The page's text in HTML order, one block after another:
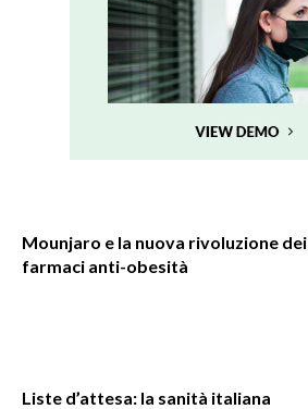
Mounjaro e la nuova rivoluzione dei
farmaci anti-obesità
Liste d’attesa: la sanità italiana